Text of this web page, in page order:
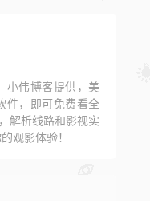
小伟博客提供，美
件，即可免费看全
解析线路和影视实
观影体验！